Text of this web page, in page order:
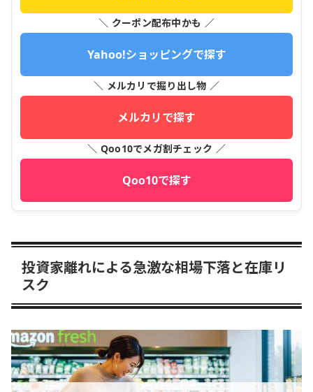
＼ クーポン配布中かも ／
Yahoo!ショッピングで探す
＼ メルカリで掘り出し物 ／
メルカリで探す
＼ Qoo10でメガ割チェック ／
Qoo10で探す
投資家離れによる急激な相場下落と在庫リ
スク